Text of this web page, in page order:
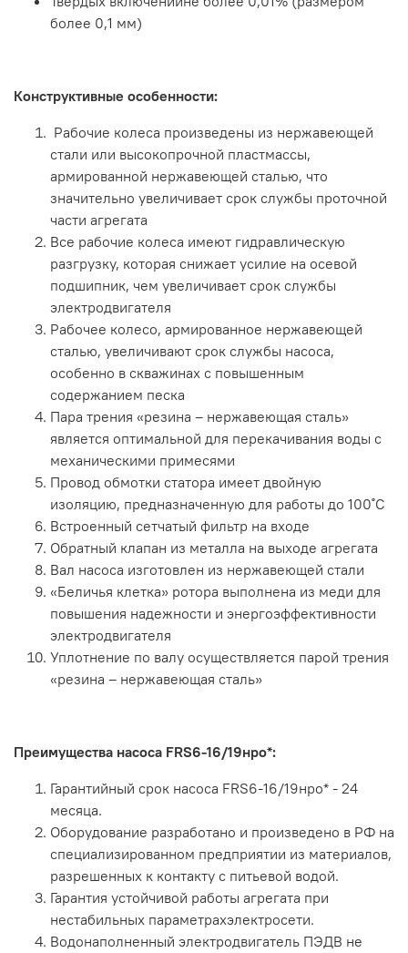
более 0,1 мм)
Конструктивные особенности:
Рабочие колеса произведены из нержавеющей
стали или высокопрочной пластмассы,
армированной нержавеющей сталью, что
значительно увеличивает срок службы проточной
части агрегата
Все рабочие колеса имеют гидравлическую
разгрузку, которая снижает усилие на осевой
подшипник, чем увеличивает срок службы
электродвигателя
Рабочее колесо, армированное нержавеющей
сталью, увеличивают срок службы насоса,
особенно в скважинах с повышенным
содержанием песка
Пара трения «резина – нержавеющая сталь»
является оптимальной для перекачивания воды с
механическими примесями
Провод обмотки статора имеет двойную
изоляцию, предназначенную для работы до 100˚С
Встроенный сетчатый фильтр на входе
Обратный клапан из металла на выходе агрегата
Вал насоса изготовлен из нержавеющей стали
«Беличья клетка» ротора выполнена из меди для
повышения надежности и энергоэффективности
электродвигателя
Уплотнение по валу осуществляется парой трения
«резина – нержавеющая сталь»
Преимущества насоса FRS6-16/19нро*:
Гарантийный срок насоса FRS6-16/19нро* - 24
месяца.
Оборудование разработано и произведено в РФ на
специализированном предприятии из материалов,
разрешенных к контакту с питьевой водой.
Гарантия устойчивой работы агрегата при
нестабильных параметрахэлектросети.
Водонаполненный электродвигатель ПЭДВ не